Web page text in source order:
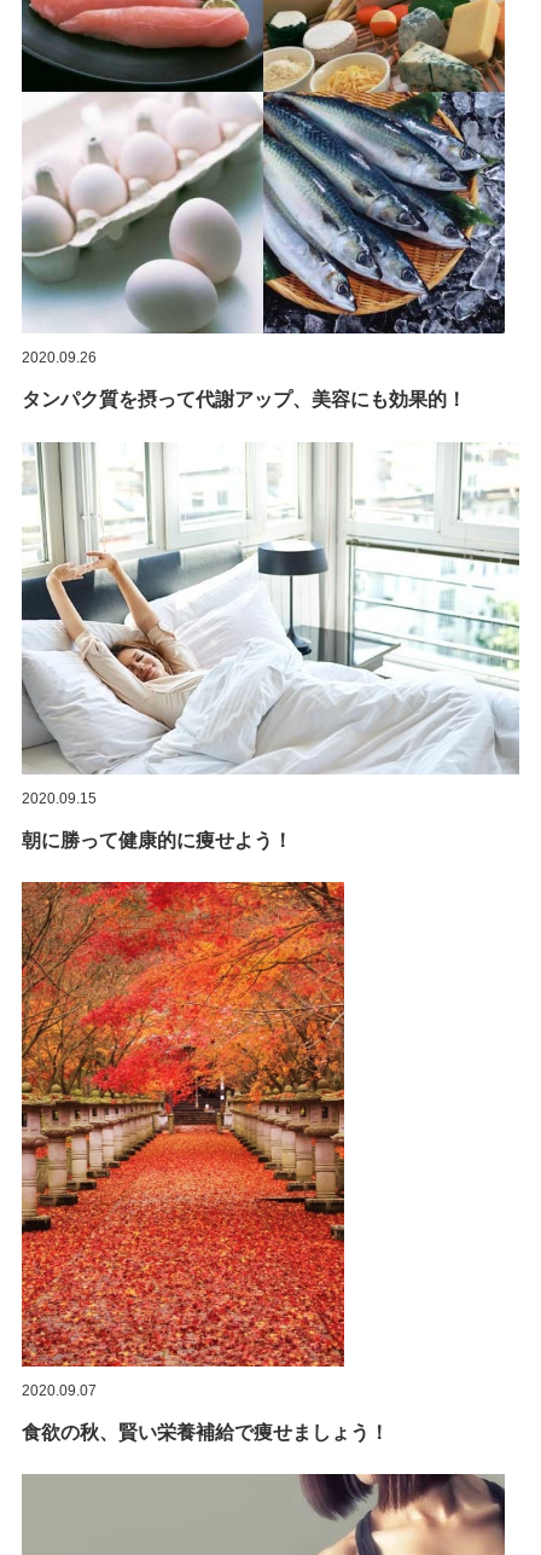
2020.09.26
タンパク質を摂って代謝アップ、美容にも効果的！
2020.09.15
朝に勝って健康的に痩せよう！
2020.09.07
食欲の秋、賢い栄養補給で痩せましょう！